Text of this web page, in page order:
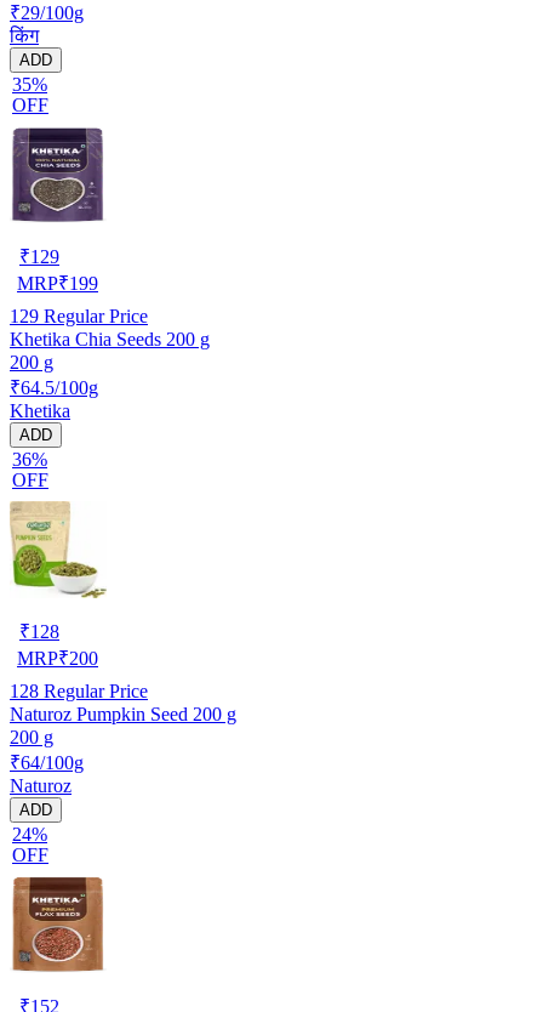
₹29/100g
किंग
ADD
35%
OFF
₹129
MRP₹199
129 Regular Price
Khetika Chia Seeds 200 g
200 g
₹64.5/100g
Khetika
ADD
36%
OFF
₹128
MRP₹200
128 Regular Price
Naturoz Pumpkin Seed 200 g
200 g
₹64/100g
Naturoz
ADD
24%
OFF
₹152